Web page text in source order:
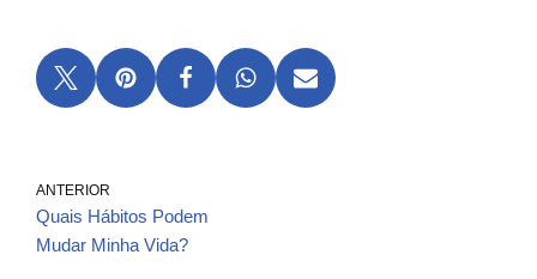
ANTERIOR
Quais Hábitos Podem
Mudar Minha Vida?